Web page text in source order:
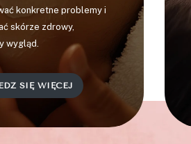
konkretne problemy i
skórze zdrowy,
wygląd.
SIĘ WIĘCEJ